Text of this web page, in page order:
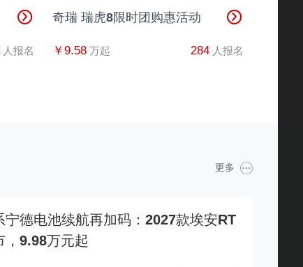
人报名
奇瑞 瑞虎8限时团购惠活动
￥9.58 万起 284 人报名
更多
宁德电池续航再加码：2027款埃安RT
，9.98万元起